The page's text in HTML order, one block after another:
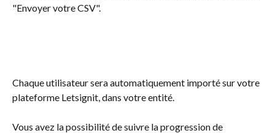
"Envoyer votre CSV".
Chaque utilisateur sera automatiquement importé sur votre
plateforme Letsignit, dans votre entité.
Vous avez la possibilité de suivre la progression de